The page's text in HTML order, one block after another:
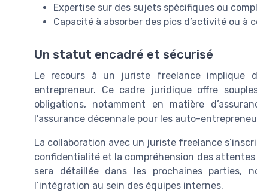
Expertise sur des sujets spécifiques ou
Capacité à absorber des pics d’activité ou à
Un statut encadré et sécurisé
Le recours à un juriste freelance implique
entrepreneur. Ce cadre juridique offre
obligations, notamment en matière
l’assurance décennale pour les auto-
La collaboration avec un juriste freelance
confidentialité et la compréhension des
sera détaillée dans les prochaines parties,
l’intégration au sein des équipes internes.